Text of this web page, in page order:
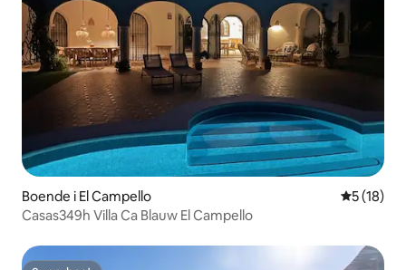
Boende i El Campello 5 av 5 i
5 (18)
Casas349h Villa Ca Blauw El Campello